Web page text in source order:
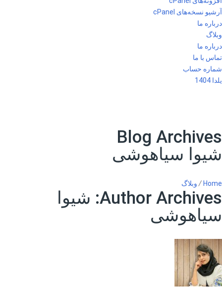
آرشیو نسخه‌های cPanel
درباره ما
وبلاگ
درباره ما
تماس با ما
شماره حساب
یلدا 1404
Blog Archives
شیوا سیاهوشی
Home
/ وبلاگ
Author Archives: شیوا
سیاهوشی